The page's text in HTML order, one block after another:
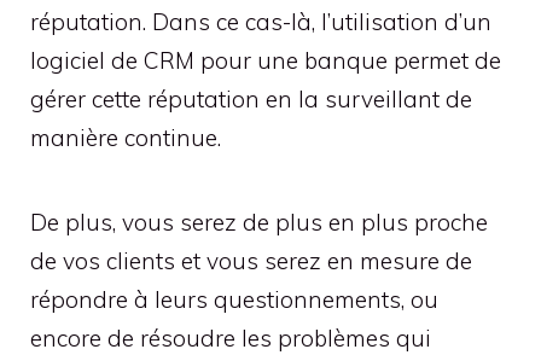
réputation. Dans ce cas-là, l’utilisation d’un
logiciel de CRM pour une banque permet de
gérer cette réputation en la surveillant de
manière continue.
De plus, vous serez de plus en plus proche
de vos clients et vous serez en mesure de
répondre à leurs questionnements, ou
encore de résoudre les problèmes qui